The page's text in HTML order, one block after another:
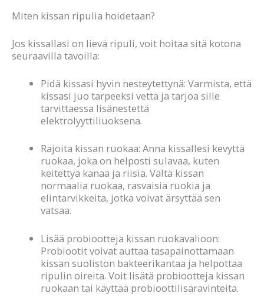
Miten kissan ripulia hoidetaan?
Jos kissallasi on lievä ripuli, voit hoitaa sitä kotona
seuraavilla tavoilla:
Pidä kissasi hyvin nesteytettynä: Varmista, että
kissasi juo tarpeeksi vettä ja tarjoa sille
tarvittaessa lisänestettä
elektrolyyttiliuoksena.
Rajoita kissan ruokaa: Anna kissallesi kevyttä
ruokaa, joka on helposti sulavaa, kuten
keitettyä kanaa ja riisiä. Vältä kissan
normaalia ruokaa, rasvaisia ruokia ja
elintarvikkeita, jotka voivat ärsyttää sen
vatsaa.
Lisää probiootteja kissan ruokavalioon:
Probiootit voivat auttaa tasapainottamaan
kissan suoliston bakteerikantaa ja helpottaa
ripulin oireita. Voit lisätä probiootteja kissan
ruokaan tai käyttää probioottilisäravinteita.